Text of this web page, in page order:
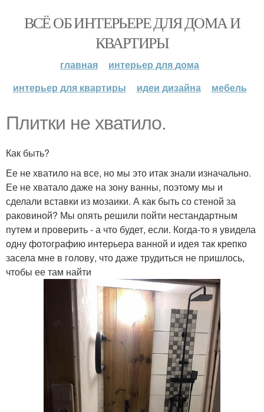
ВСЁ ОБ ИНТЕРЬЕРЕ ДЛЯ ДОМА И
КВАРТИРЫ
главная
интерьер для дома
интерьер для квартиры
идеи дизайна мебель
Плитки не хватило.
Как быть?
Ее не хватило на все, но мы это итак знали изначально.
Ее не хватало даже на зону ванны, поэтому мы и
сделали вставки из мозаики. А как быть со стеной за
раковиной? Мы опять решили пойти нестандартным
путем и проверить - а что будет, если. Когда-то я увидела
одну фотографию интерьера ванной и идея так крепко
засела мне в голову, что даже трудиться не пришлось,
чтобы ее там найти